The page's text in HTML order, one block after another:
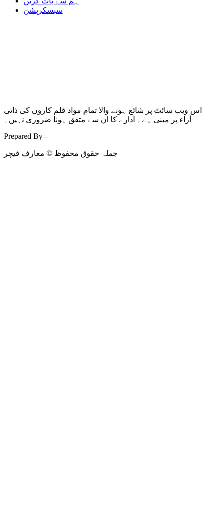
سبسکرپشن
اس ویب سائٹ پر شائع ہونے والا تمام مواد قلم کاروں کی ذاتی
آراء پر مبنی ہے۔ ادارے کا ان سے متفق ہونا ضروری نہیں۔
Prepared By –
جملہ حقوق محفوظ © معارف فیچر